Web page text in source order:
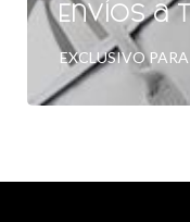
Envíos a
EXCLUSIVO